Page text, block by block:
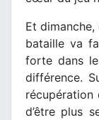
Et dimanche,
bataille va
forte dans
différence.
récupération
d’être plus